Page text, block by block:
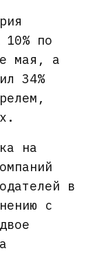
по
мая, а
34%
на
в
с